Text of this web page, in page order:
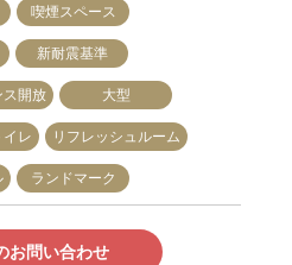
喫煙スペース
新耐震基準
開放 大型
レ リフレッシュルーム
ランドマーク
お問い合わせ